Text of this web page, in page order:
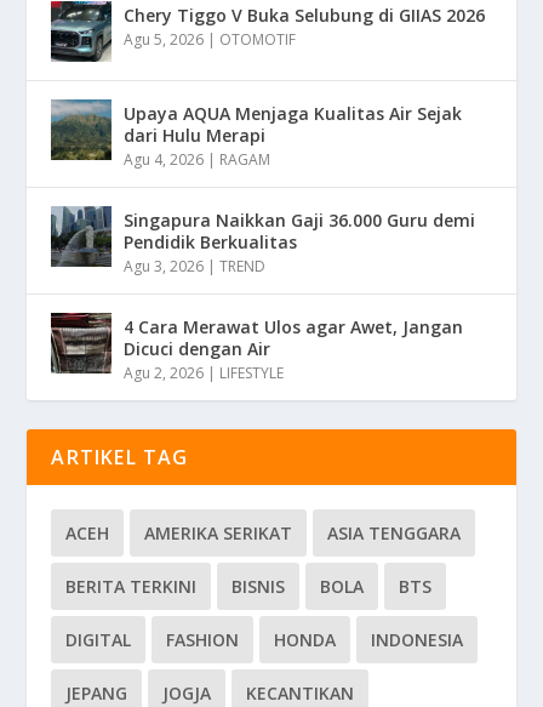
Chery Tiggo V Buka Selubung di GIIAS 2026
Agu 5, 2026 | OTOMOTIF
Upaya AQUA Menjaga Kualitas Air Sejak
dari Hulu Merapi
Agu 4, 2026 | RAGAM
Singapura Naikkan Gaji 36.000 Guru demi
Pendidik Berkualitas
Agu 3, 2026 |TREND
4 Cara Merawat Ulos agar Awet, Jangan
Dicuci dengan Air
Agu 2, 2026 | LIFESTYLE
ARTIKEL TAG
ACEH AMERIKA SERIKAT ASIA TENGGARA
BERITA TERKINI BISNIS BOLA BTS
DIGITAL FASHION HONDA INDONESIA
JEPANG JOGJA KECANTIKAN